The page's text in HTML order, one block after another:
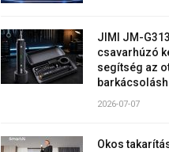
JIMI JM-
csavarhúzó
segítség az
2026-07-07
Okos